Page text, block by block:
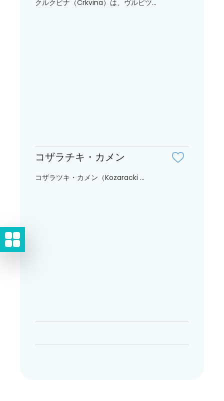
クルクビナ（Crkvina）は、ヴルビツ...
コザラチキ・カメン
コザラツキ・カメン（Kozaracki ...